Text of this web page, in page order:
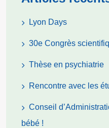
Lyon Days
30e Congrès
Thèse en psychiatrie
Rencontre avec les
Conseil
bébé !